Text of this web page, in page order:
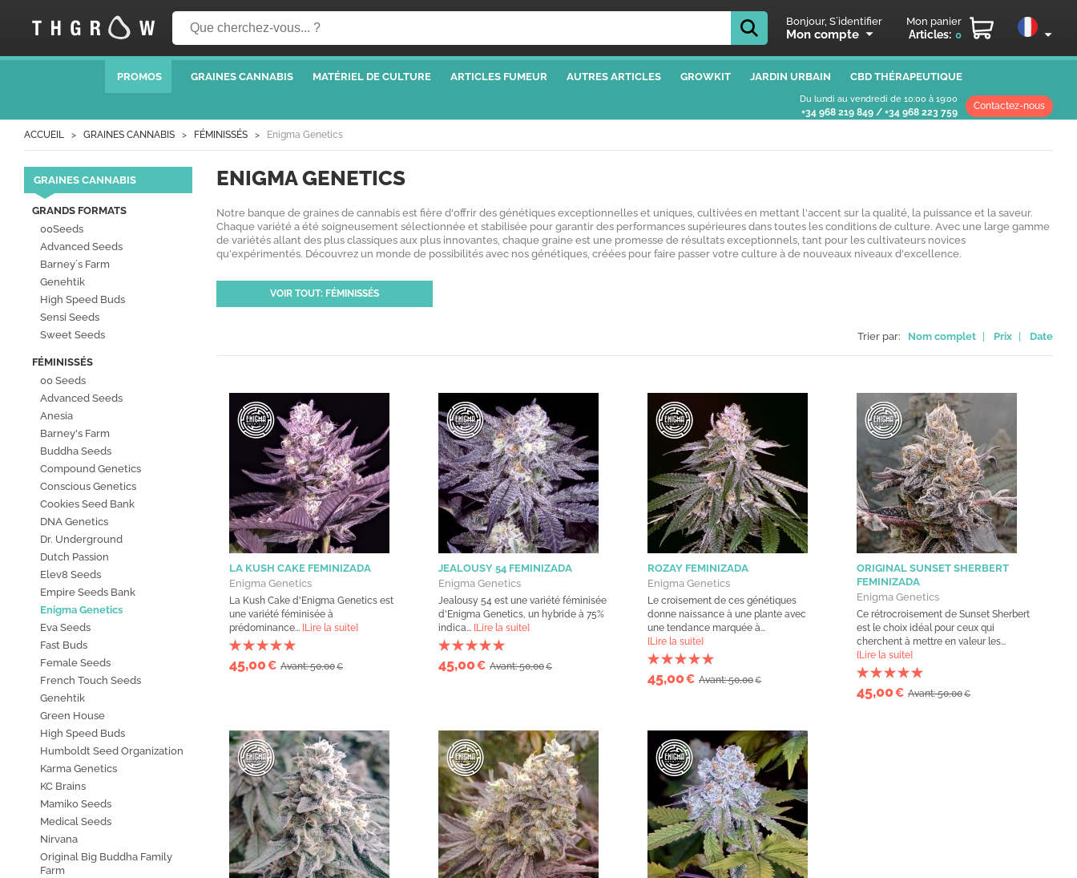
Bonjour, S´identifier
Mon compte
Mon panier
Articles: 0
PROMOS GRAINES CANNABIS MATÉRIEL DE CULTURE ARTICLES FUMEUR AUTRES ARTICLES GROWKIT JARDIN URBAIN CBD THÉRAPEUTIQUE
Du lundi au vendredi de 10:00 à 19:00
+34 968 219 849 / +34 968 223 759
Contactez-nous
ACCUEIL GRAINES CANNABIS FÉMINISSÉS Enigma Genetics
GRAINES CANNABIS
GRANDS FORMATS
00Seeds
Advanced Seeds
Barney´s Farm
Genehtik
High Speed Buds
Sensi Seeds
Sweet Seeds
FÉMINISSÉS
00 Seeds
Advanced Seeds
Anesia
Barney's Farm
Buddha Seeds
Compound Genetics
Conscious Genetics
Cookies Seed Bank
DNA Genetics
Dr. Underground
Dutch Passion
Elev8 Seeds
Empire Seeds Bank
Enigma Genetics
Eva Seeds
Fast Buds
Female Seeds
French Touch Seeds
Genehtik
Green House
High Speed Buds
Humboldt Seed Organization
Karma Genetics
KC Brains
Mamiko Seeds
Medical Seeds
Nirvana
Original Big Buddha Family
Farm
ENIGMA GENETICS
Notre banque de graines de cannabis est fière d'offrir des génétiques exceptionnelles et uniques, cultivées en mettant l'accent sur la qualité, la puissance et la saveur.
Chaque variété a été soigneusement sélectionnée et stabilisée pour garantir des performances supérieures dans toutes les conditions de culture. Avec une large gamme
de variétés allant des plus classiques aux plus innovantes, chaque graine est une promesse de résultats exceptionnels, tant pour les cultivateurs novices
qu'expérimentés. Découvrez un monde de possibilités avec nos génétiques, créées pour faire passer votre culture à de nouveaux niveaux d'excellence.
VOIR TOUT: FÉMINISSÉS
Trier par: Nom complet Prix Date
LA KUSH CAKE FEMINIZADA
Enigma Genetics
La Kush Cake d'Enigma Genetics est
une variété féminisée à
prédominance... [Lire la suite]
45,00€ Avant: 50,00€
JEALOUSY 54 FEMINIZADA
Enigma Genetics
Jealousy 54 est une variété féminisée
d'Enigma Genetics, un hybride à 75%
indica... [Lire la suite]
45,00€ Avant: 50,00€
ROZAY FEMINIZADA
Enigma Genetics
Le croisement de ces génétiques
donne naissance à une plante avec
une tendance marquée à...
[Lire la suite]
45,00€ Avant: 50,00€
ORIGINAL SUNSET SHERBERT
FEMINIZADA
Enigma Genetics
Ce rétrocroisement de Sunset Sherbert
est le choix idéal pour ceux qui
cherchent à mettre en valeur les...
[Lire la suite]
45,00€ Avant: 50,00€